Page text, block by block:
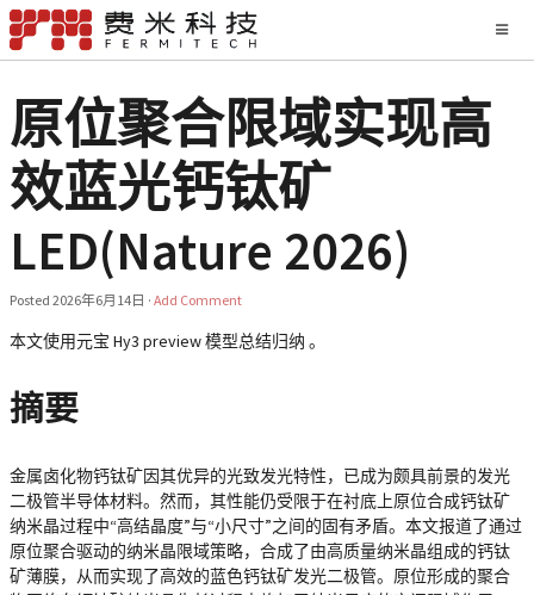
原位聚合限域实现高
效蓝光钙钛矿
LED(Nature 2026)
Posted 2026年6月14日 · Add Comment
本文使用元宝 Hy3 preview 模型总结归纳 。
摘要
金属卤化物钙钛矿因其优异的光致发光特性，已成为颇具前景的发光
二极管半导体材料。然而，其性能仍受限于在衬底上原位合成钙钛矿
纳米晶过程中“高结晶度”与“小尺寸”之间的固有矛盾。本文报道了通过
原位聚合驱动的纳米晶限域策略，合成了由高质量纳米晶组成的钙钛
矿薄膜，从而实现了高效的蓝色钙钛矿发光二极管。原位形成的聚合